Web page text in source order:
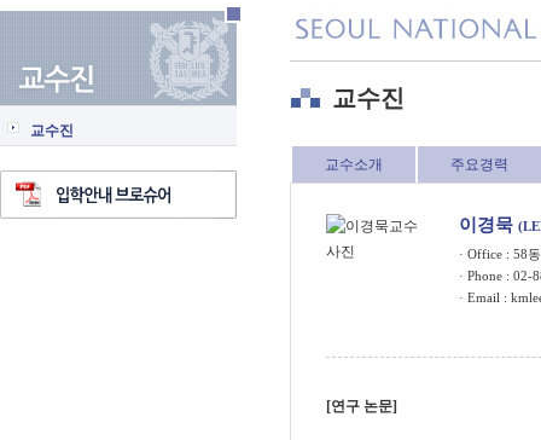
교수진
교수진
교수소개 주요경력
이경묵
· Office : 58
· Phone : 02-
· Email :
[연구 논문]